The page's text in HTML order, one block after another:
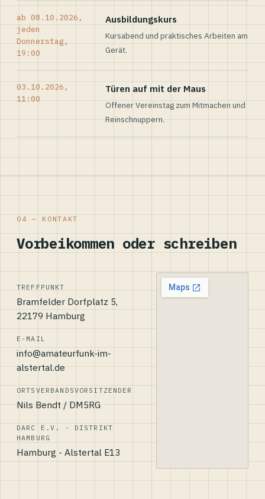
ab 08.10.2026,
jeden
Donnerstag,
19:00
Ausbildungskurs
Kursabend und praktisches Arbeiten am
Gerät.
03.10.2026,
11:00
Türen auf mit der Maus
Offener Vereinstag zum Mitmachen und
Reinschnuppern.
04 — KONTAKT
Vorbeikommen oder schreiben
TREFFPUNKT
Bramfelder Dorfplatz 5,
22179 Hamburg
E-MAIL
info@amateurfunk-im-
alstertal.de
ORTSVERBANDSVORSITZENDER
Nils Bendt / DM5RG
DARC E.V. - DISTRIKT
HAMBURG
Hamburg - Alstertal E13